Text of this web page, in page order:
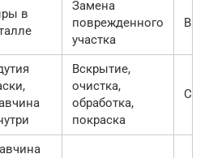
в
Замена
поврежденного
участка
Вскрытие,
очистка,
обработка,
покраска